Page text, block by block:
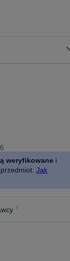
weryfikowane i
Jak